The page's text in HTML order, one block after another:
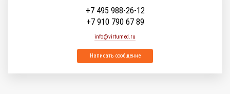
+7 495 988-26-12
+7 910 790 67 89
info@virtumed.ru
Написать сообщение